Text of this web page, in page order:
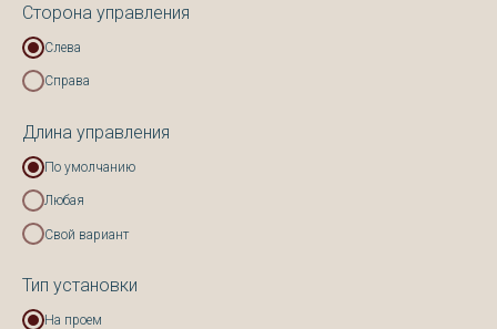
Сторона управления
Слева
Справа
Длина управления
По умолчанию
Любая
Свой вариант
Тип установки
На проем